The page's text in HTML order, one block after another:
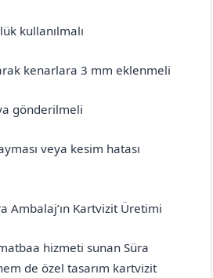
kullanılmalı
kenarlara 3 mm eklenmeli
gönderilmeli
veya kesim hatası
Ambalaj’ın Kartvizit Üretimi
hizmeti sunan Süra
de özel tasarım kartvizit